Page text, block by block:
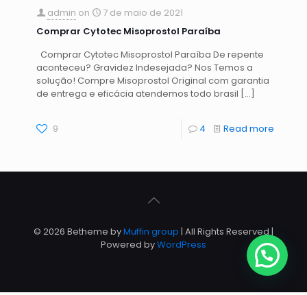
admin on
7 de maio de 2021
Comprar Cytotec Misoprostol Paraíba
Comprar Cytotec Misoprostol Paraíba De repente
aconteceu? Gravidez Indesejada? Nos Temos a
solução! Compre Misoprostol Original com garantia
de entrega e eficácia atendemos todo brasil […]
9 4 Read more
© 2026 Betheme byMuffin group | All Rights Reserved |
Powered byWordPress